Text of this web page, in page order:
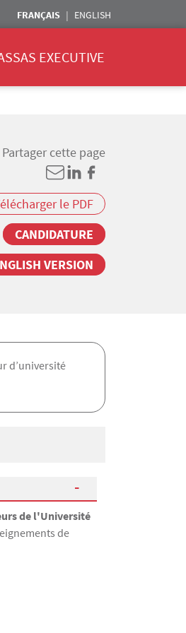
FRANÇAIS ENGLISH
EXECUTIVE
Partager cette page
le PDF
CANDIDATURE
VERSION
d’université
de l'Université
de